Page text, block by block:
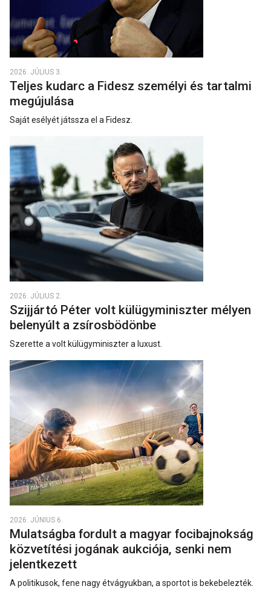
2026. JÚLIUS 3.
Teljes kudarc a Fidesz személyi és tartalmi
megújulása
Saját esélyét játssza el a Fidesz.
2026. JÚLIUS 2.
Szijjártó Péter volt külügyminiszter mélyen
belenyúlt a zsírosbödönbe
Szerette a volt külügyminiszter a luxust.
2026. JÚNIUS 6.
Mulatságba fordult a magyar focibajnokság
közvetítési jogának aukciója, senki nem
jelentkezett
A politikusok, fene nagy étvágyukban, a sportot is bekebelezték.